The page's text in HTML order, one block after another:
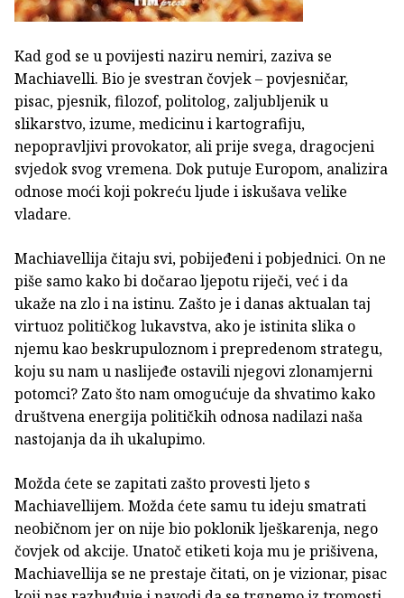
Kad god se u povijesti naziru nemiri, zaziva se
Machiavelli. Bio je svestran čovjek – povjesničar,
pisac, pjesnik, filozof, politolog, zaljubljenik u
slikarstvo, izume, medicinu i kartografiju,
nepopravljivi provokator, ali prije svega, dragocjeni
svjedok svog vremena. Dok putuje Europom, analizira
odnose moći koji pokreću ljude i iskušava velike
vladare.
Machiavellija čitaju svi, pobijeđeni i pobjednici. On ne
piše samo kako bi dočarao ljepotu riječi, već i da
ukaže na zlo i na istinu. Zašto je i danas aktualan taj
virtuoz političkog lukavstva, ako je istinita slika o
njemu kao beskrupuloznom i prepredenom strategu,
koju su nam u naslijeđe ostavili njegovi zlonamjerni
potomci? Zato što nam omogućuje da shvatimo kako
društvena energija političkih odnosa nadilazi naša
nastojanja da ih ukalupimo.
Možda ćete se zapitati zašto provesti ljeto s
Machiavellijem. Možda ćete samu tu ideju smatrati
neobičnom jer on nije bio poklonik lješkarenja, nego
čovjek od akcije. Unatoč etiketi koja mu je prišivena,
Machiavellija se ne prestaje čitati, on je vizionar, pisac